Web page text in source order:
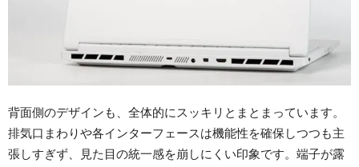
背面側のデザインも、全体的にスッキリとまとまっています。
排気口まわりや各インターフェースは機能性を確保しつつも主
張しすぎず、見た目の統一感を崩しにくい印象です。端子が露